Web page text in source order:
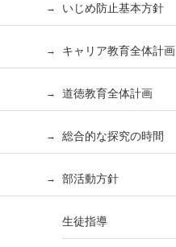
→
→
→
→
→
いじめ防止基本方針
キャリア教育全体計画
道徳教育全体計画
総合的な探究の時間
部活動方針
生徒指導